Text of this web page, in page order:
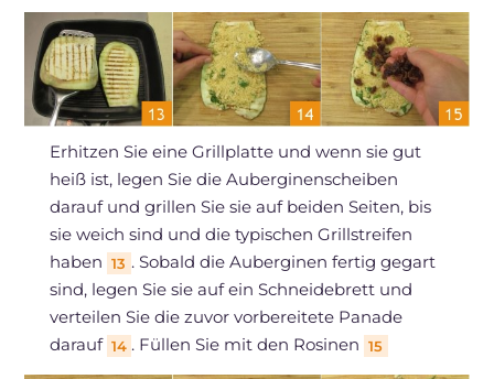
Erhitzen Sie eine Grillplatte und wenn sie gut
heiß ist, legen Sie die Auberginenscheiben
darauf und grillen Sie sie auf beiden Seiten, bis
sie weich sind und die typischen Grillstreifen
haben 13 . Sobald die Auberginen fertig gegart
sind, legen Sie sie auf ein Schneidebrett und
verteilen Sie die zuvor vorbereitete Panade
darauf 14 . Füllen Sie mit den Rosinen 15